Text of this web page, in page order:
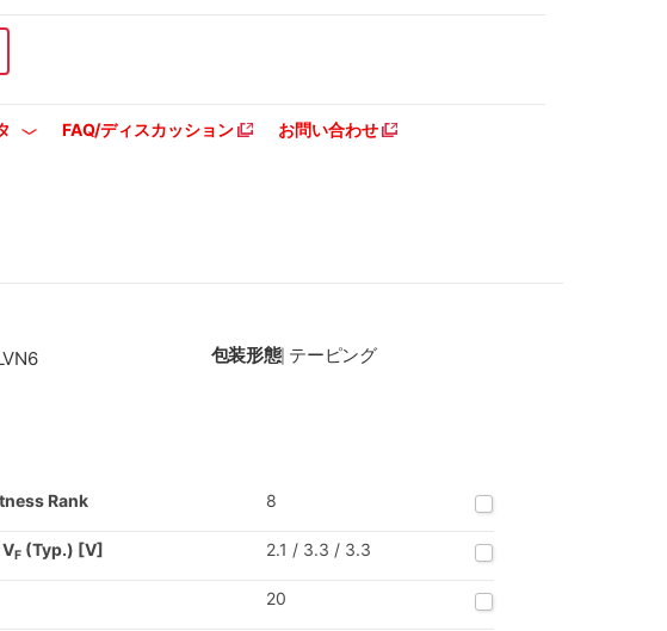
FAQ/ディスカッション お問い合わせ
包装形態| テーピング
Rank 8
F (Typ.) [V] 2.1 / 3.3 / 3.3
20